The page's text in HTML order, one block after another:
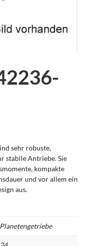
sehr robuste,
stabile Antriebe. Sie
kompakte
und vor allem ein
aus.
Planetengetriebe